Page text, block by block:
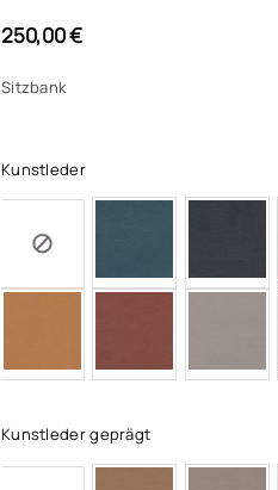
250,00€
Sitzbank
Kunstleder
Kunstleder geprägt